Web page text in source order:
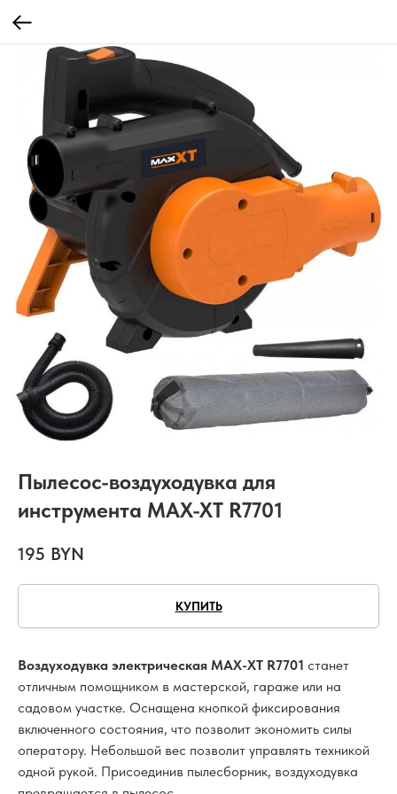
Пылесос-воздуходувка для
инструмента MAX-XT R7701
195 BYN
КУПИТЬ
Воздуходувка электрическая MAX-XT R7701 станет
отличным помощником в мастерской, гараже или на
садовом участке. Оснащена кнопкой фиксирования
включенного состояния, что позволит экономить силы
оператору. Небольшой вес позволит управлять техникой
одной рукой. Присоединив пылесборник, воздуходувка